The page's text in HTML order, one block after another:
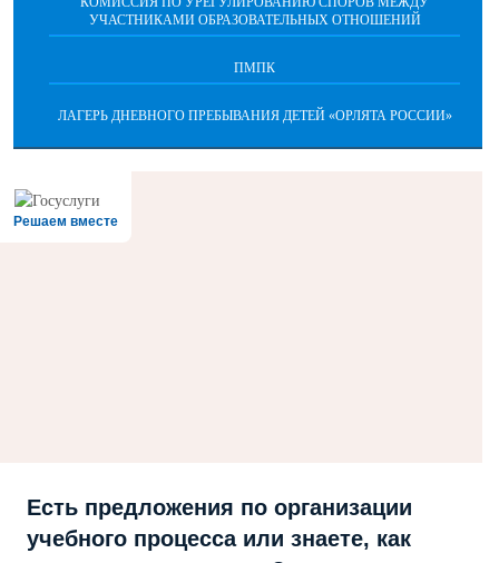
УЧАСТНИКАМИ ОБРАЗОВАТЕЛЬНЫХ ОТНОШЕНИЙ
ПМПК
ЛАГЕРЬ ДНЕВНОГО ПРЕБЫВАНИЯ ДЕТЕЙ «ОРЛЯТА РОССИИ»
Решаем вместе
Есть предложения по организации
учебного процесса или знаете, как